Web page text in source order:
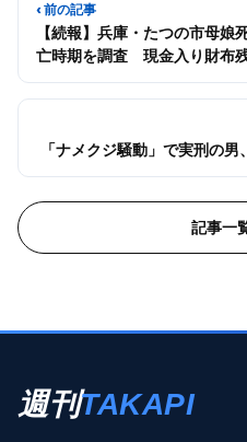
‹ 前の記事
【続報】兵庫・たつの市母
亡時期を調査 現金入り財布
「ナメクジ騒動」で実刑の
記事一
週刊TAKAPI